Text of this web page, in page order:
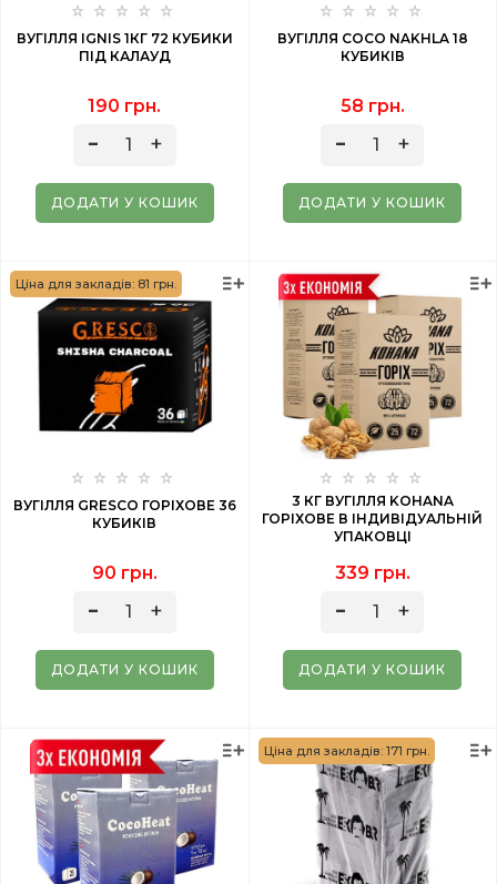
ВУГІЛЛЯ IGNIS 1КГ 72 КУБИКИ
ПІД КАЛАУД
190 грн.
ДОДАТИ У КОШИК
ВУГІЛЛЯ COCO NAKHLA 18
КУБИКІВ
58 грн.
ДОДАТИ У КОШИК
Ціна для закладів: 81 грн.
ВУГІЛЛЯ GRESCO ГОРІХОВЕ 36
КУБИКІВ
90 грн.
ДОДАТИ У КОШИК
3 КГ ВУГІЛЛЯ KOHANA
ГОРІХОВЕ В ІНДИВІДУАЛЬНІЙ
УПАКОВЦІ
339 грн.
ДОДАТИ У КОШИК
Ціна для закладів: 171 грн.